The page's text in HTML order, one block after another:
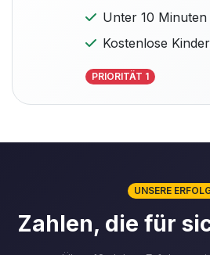
Unter 10
Kostenlose
PRIORITÄT 1
UNSERE
Zahlen, die für